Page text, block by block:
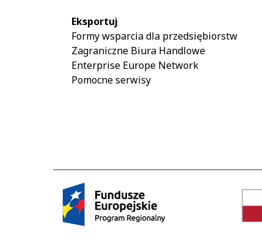
Eksportuj
Formy wsparcia dla przedsiębiorstw
Zagraniczne Biura Handlowe
Enterprise Europe Network
Pomocne serwisy